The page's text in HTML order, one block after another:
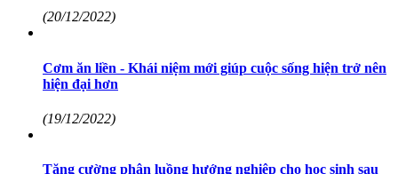
(20/12/2022)
Cơm ăn liền - Khái niệm mới giúp cuộc sống hiện trở nên
hiện đại hơn
(19/12/2022)
Tăng cường phân luồng hướng nghiệp cho học sinh sau